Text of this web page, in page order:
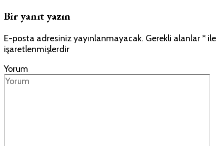
Bir yanıt yazın
E-posta adresiniz yayınlanmayacak. Gerekli alanlar* ile
işaretlenmişlerdir
Yorum